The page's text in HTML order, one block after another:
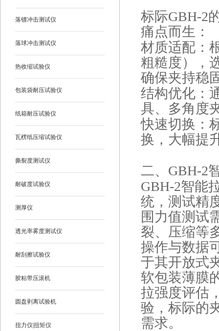
落镖冲击测试仪
落球冲击测试仪
热收缩试验仪
包装袋耐压试验仪
纸箱耐压试验仪
瓦楞纸压缩试验仪
撕裂度测试仪
耐破度试验仪
测厚仪
透光率雾度测试仪
耐刮擦试验仪
胶粘带压滚机
圆盘剥离试验机
扭力仪|扭矩仪
标际GBH-2
痛点而生：
材质适配：
粗糙度），
确保夹持稳
结构优化：
具、多角度
快速切换：
换，大幅提
二、GBH-2
GBH-2智能
统，测试精
围力值测试
裂、压缩等
操作与数据
于其开放式
软包装薄膜
拉强度评估
验，标际的
需求。